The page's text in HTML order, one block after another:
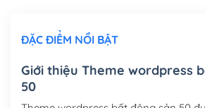
Mua thêm Host + Tên miền
Tên miền quốc tế .com .net .org
ĐẶC ĐIỂM NỔI BẬT
Giới thiệu Theme wordpress
50